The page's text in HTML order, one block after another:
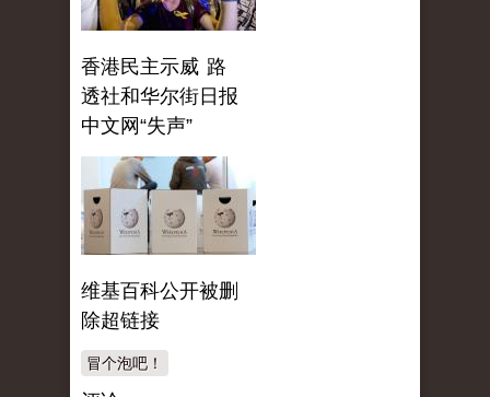
香港民主示威 路
透社和华尔街日报
中文网“失声”
维基百科公开被删
除超链接
冒个泡吧！